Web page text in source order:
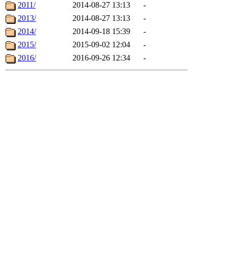
2011/
2014-08-27 13:13
-
2013/
2014-08-27 13:13
-
2014/
2014-09-18 15:39
-
2015/
2015-09-02 12:04
-
2016/
2016-09-26 12:34 -